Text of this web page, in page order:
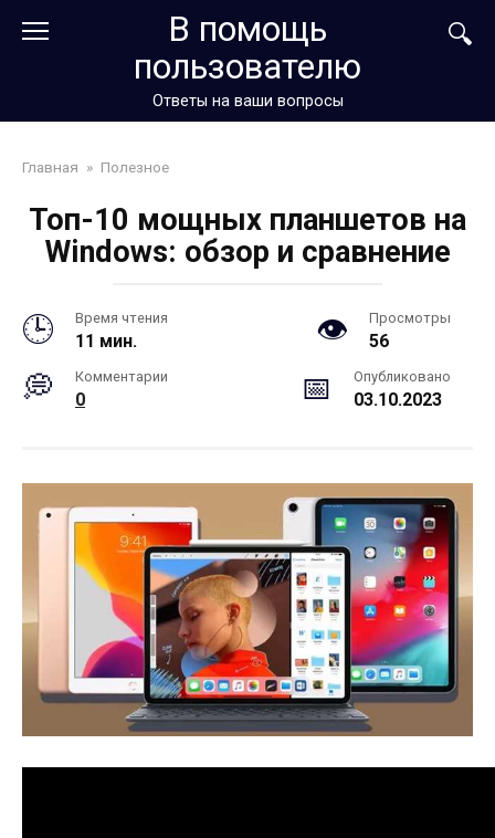
В помощь
пользователю
Ответы на ваши вопросы
Главная » Полезное
Топ-10 мощных планшетов на
Windows: обзор и сравнение
Время чтения
11 мин.
Просмотры
56
Комментарии
0
Опубликовано
03.10.2023